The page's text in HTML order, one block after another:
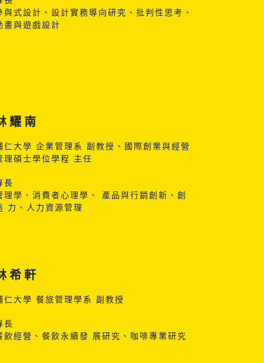
與式設計、設計實務導向研究、批判性思考、
畫與遊戲設計
耀南
仁大學 企業管理系 副教授、國際創業與經營
理碩士學位學程 主任
長
理學、消費者心理學、 產品與行銷創新、創
力、人力資源管理
希軒
仁大學 餐旅管理學系 副教授
長
飲經營、餐飲永續發 展研究、咖啡專業研究